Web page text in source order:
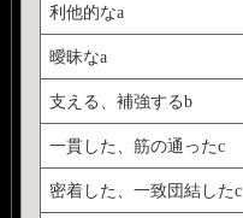
利他的なa
曖昧なa
支える、補強するb
一貫した、筋の通ったc
密着した、一致団結したc